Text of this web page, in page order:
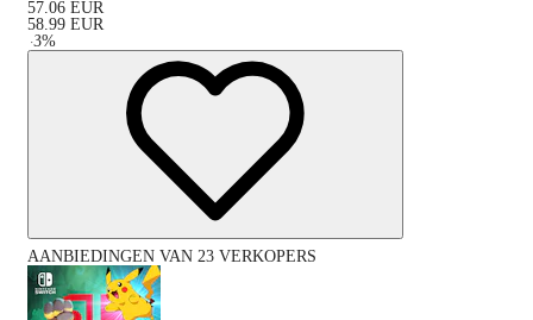
57.06 EUR
58.99 EUR
-3%
AANBIEDINGEN VAN 23 VERKOPERS